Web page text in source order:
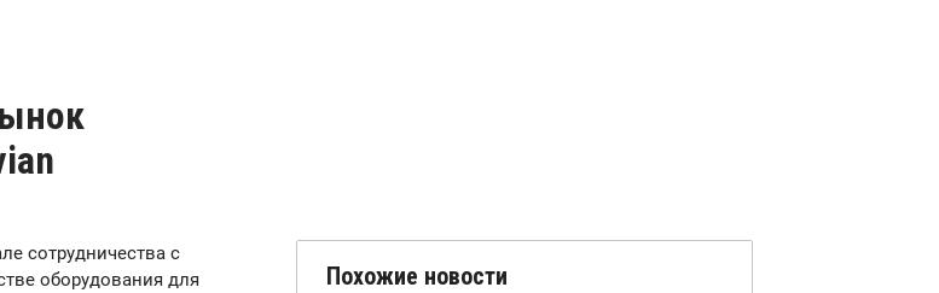
сотрудничества с
оборудования для
Похожие новости